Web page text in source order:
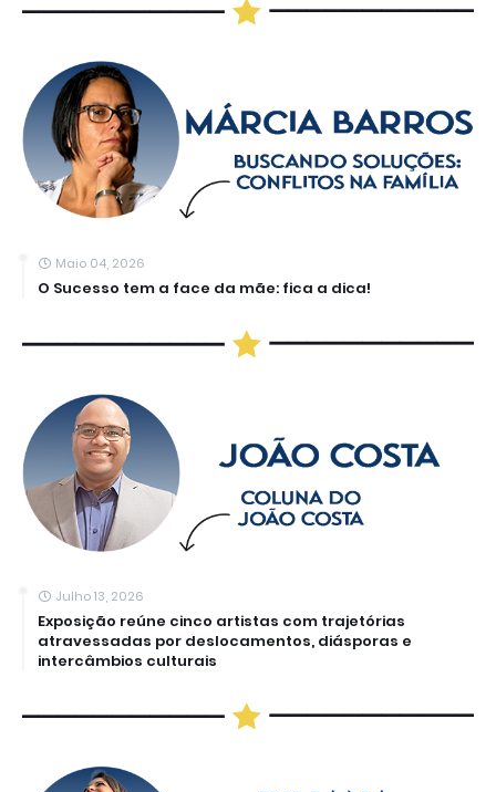
Maio 04, 2026
O Sucesso tem a face da mãe: fica a dica!
Julho 13, 2026
Exposição reúne cinco artistas com trajetórias
atravessadas por deslocamentos, diásporas e
intercâmbios culturais